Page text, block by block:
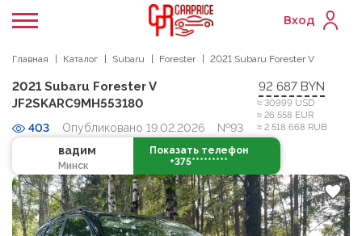
Вход
Главная Каталог Subaru Forester 2021 Subaru Forester V
2021 Subaru Forester V
JF2SKARC9MH553180
403 Опубликовано 19.02.2026 №93
92 687 BYN
≈ 30999 USD
≈ 26 558 EUR
≈ 2 518 668 RUB
вадим
Минск
Показать телефон
+375*********